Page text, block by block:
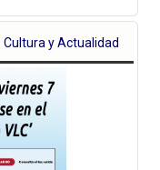
Cultura y Actualidad